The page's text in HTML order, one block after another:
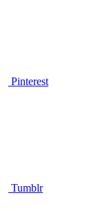
Pinterest
Tumblr